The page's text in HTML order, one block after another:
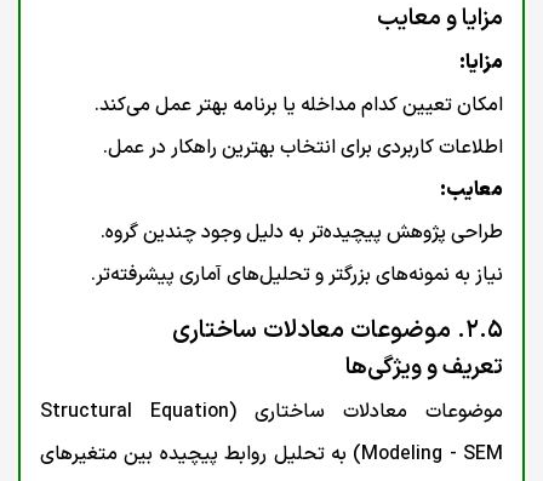
مزایا و معایب
مزایا:
امکان تعیین کدام مداخله یا برنامه بهتر عمل می‌کند.
اطلاعات کاربردی برای انتخاب بهترین راهکار در عمل.
معایب:
طراحی پژوهش پیچیده‌تر به دلیل وجود چندین گروه.
نیاز به نمونه‌های بزرگتر و تحلیل‌های آماری پیشرفته‌تر.
۲.۵. موضوعات معادلات ساختاری
تعریف و ویژگی‌ها
موضوعات معادلات ساختاری (Structural Equation
Modeling - SEM) به تحلیل روابط پیچیده بین متغیرهای